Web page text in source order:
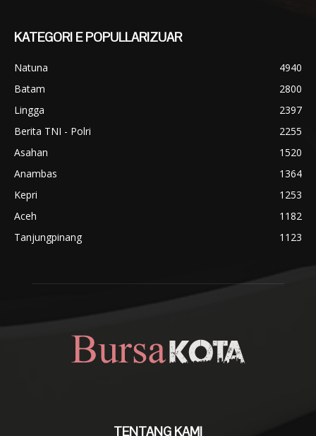
KATEGORI E POPULLARIZUAR
Natuna
4940
Batam
2800
Lingga
2397
Berita TNI - Polri
2255
Asahan
1520
Anambas
1364
Kepri
1253
Aceh
1182
Tanjungpinang
1123
TENTANG KAMI